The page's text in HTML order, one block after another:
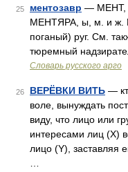
25 ментозавр — МЕНТ,
МЕНТЯРА, ы, м. и ж.
поганый) руг. См.
тюремный
Словарь русского арго
26 ВЕРЁВКИ ВИТЬ —
воле, вынуждать
виду, что лицо или
интересами лиц (X)
лицо (Y), заставляя